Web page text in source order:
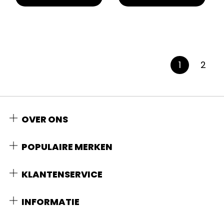
1 2
OVER ONS
POPULAIRE MERKEN
KLANTENSERVICE
INFORMATIE